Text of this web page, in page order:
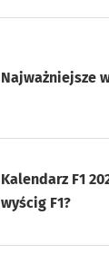
Najważniejsze
Kalendarz F1
wyścig F1?